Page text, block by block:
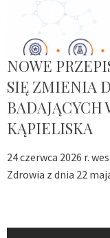
NOWE
SIĘ ZMIENIA
BADAJĄCYCH
KĄPIELISKA
24 czerwca 2026 r.
Zdrowia z dnia 22